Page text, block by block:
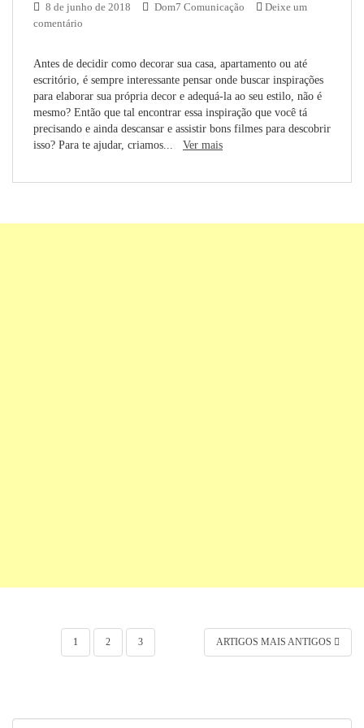
8 de junho de 2018 Dom7 Comunicação
Deixe um
comentário
Antes de decidir como decorar sua casa, apartamento ou até
escritório, é sempre interessante pensar onde buscar inspirações
para elaborar sua própria decor e adequá-la ao seu estilo, não é
mesmo? Então que tal encontrar essa inspiração que você tá
precisando e ainda descansar e assistir bons filmes para descobrir
isso? Para te ajudar, criamos... Ver mais
Navegação por posts
1 2 3 ARTIGOS MAIS ANTIGOS